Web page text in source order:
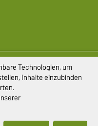
Technologien, um
Inhalte einzubinden